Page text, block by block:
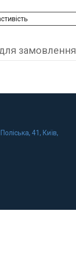
замовлення
41, Київ,